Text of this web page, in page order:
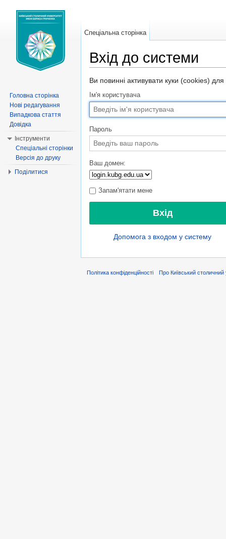
Вхід до системи
Ви повинні активувати куки (cookies)
Ім'я користувача
Пароль
Ваш домен:
Запам'ятати мене
Допомога з входом у систему
Спеціальна сторінка
Головна сторінка
Нові редагування
Випадкова стаття
Довідка
Інструменти
Спеціальні сторінки
Версія до друку
Поділитися
Політика конфіденційності Про Київський столичний